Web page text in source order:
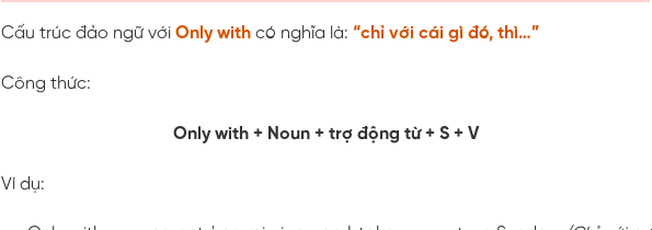
Cấu trúc đảo ngữ với Only with có nghĩa là: “chỉ với cái gì đó, thì…”
Công thức:
Only with + Noun + trợ động từ + S + V
Ví dụ: